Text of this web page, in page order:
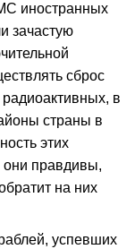
иностранных
зачастую
сброс
в
страны в
этих
они правдивы,
на них
успевших